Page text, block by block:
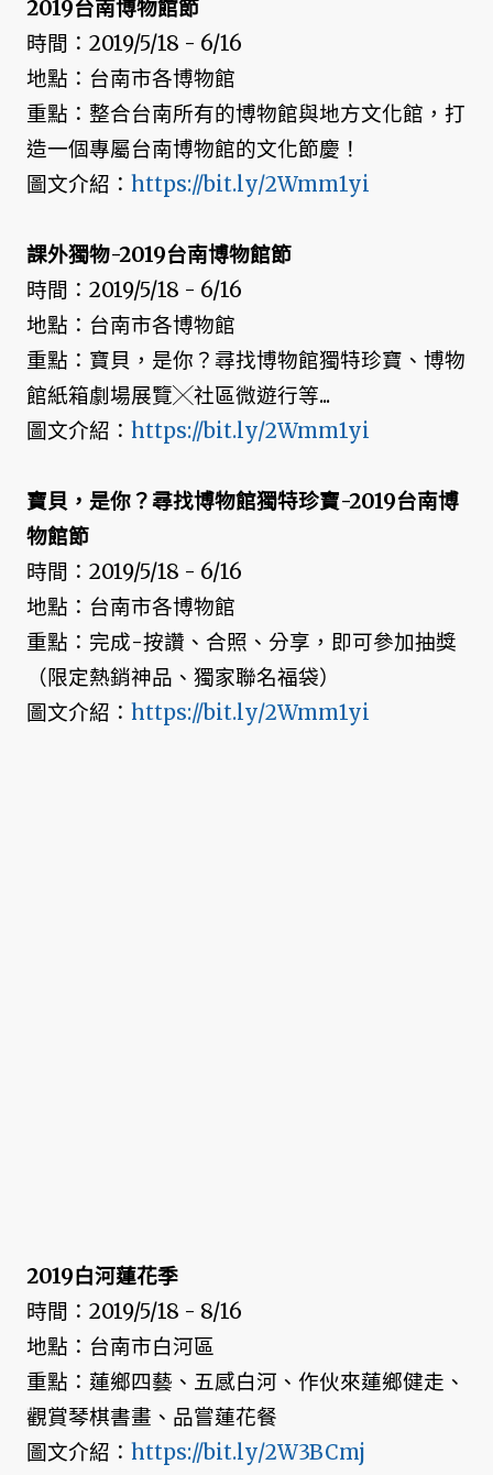
2019台南博物館節
時間：2019/5/18 - 6/16
地點：台南市各博物館
重點：整合台南所有的博物館與地方文化館，打
造一個專屬台南博物館的文化節慶！
圖文介紹： https://bit.ly/2Wmm1yi
課外獨物-2019台南博物館節
時間：2019/5/18 - 6/16
地點：台南市各博物館
重點：寶貝，是你？尋找博物館獨特珍寶、博物
館紙箱劇場展覽╳社區微遊行等...
圖文介紹： https://bit.ly/2Wmm1yi
寶貝，是你？尋找博物館獨特珍寶-2019台南博
物館節
時間：2019/5/18 - 6/16
地點：台南市各博物館
重點：完成-按讚、合照、分享，即可參加抽獎
（限定熱銷神品、獨家聯名福袋）
圖文介紹： https://bit.ly/2Wmm1yi
2019白河蓮花季
時間：2019/5/18 - 8/16
地點：台南市白河區
重點：蓮鄉四藝、五感白河、作伙來蓮鄉健走、
觀賞琴棋書畫、品嘗蓮花餐
圖文介紹： https://bit.ly/2W3BCmj